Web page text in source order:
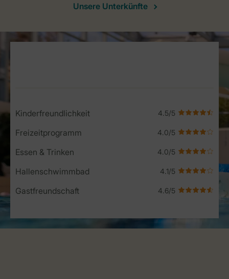
Unsere Unterkünfte
Kinderfreundlichkeit
Freizeitprogramm
Essen & Trinken
Hallenschwimmbad
Gastfreundschaft